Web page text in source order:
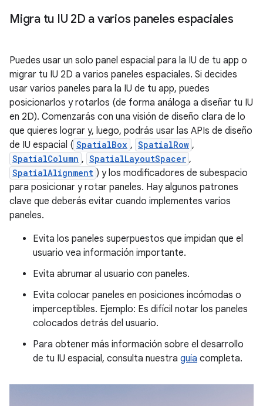
Migra tu IU 2D a varios paneles espaciales
Puedes usar un solo panel espacial para la IU de tu app o
migrar tu IU 2D a varios paneles espaciales. Si decides
usar varios paneles para la IU de tu app, puedes
posicionarlos y rotarlos (de forma análoga a diseñar tu IU
en 2D). Comenzarás con una visión de diseño clara de lo
que quieres lograr y, luego, podrás usar las APIs de diseño
de IU espacial ( SpatialBox , SpatialRow ,
SpatialColumn , SpatialLayoutSpacer ,
SpatialAlignment ) y los modificadores de subespacio
para posicionar y rotar paneles. Hay algunos patrones
clave que deberás evitar cuando implementes varios
paneles.
Evita los paneles superpuestos que impidan que el
usuario vea información importante.
Evita abrumar al usuario con paneles.
Evita colocar paneles en posiciones incómodas o
imperceptibles. Ejemplo: Es difícil notar los paneles
colocados detrás del usuario.
Para obtener más información sobre el desarrollo
de tu IU espacial, consulta nuestra guía completa.